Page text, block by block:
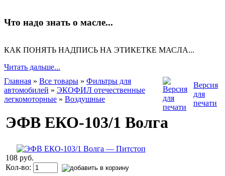
Что надо знать о масле...
КАК ПОНЯТЬ НАДПИСЬ НА ЭТИКЕТКЕ МАСЛА...
Читать дальше...
Главная » Все товары » Фильтры для
автомобилей » ЭКОФИЛ отечественные
легкомоторные » Воздушные
Версия
для
печати
ЭФВ ЕКО-103/1 Волга
108 руб.
Кол-во: